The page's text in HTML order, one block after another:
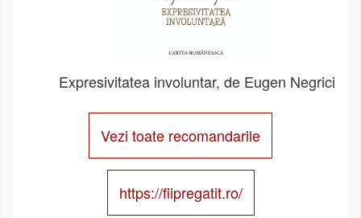
Expresivitatea involuntar, de Eugen Negrici
Vezi toate recomandarile
https://fiipregatit.ro/